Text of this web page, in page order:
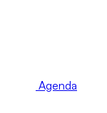
Agenda